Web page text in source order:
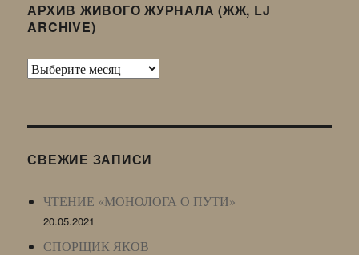
АРХИВ ЖИВОГО ЖУРНАЛА (ЖЖ, LJ
ARCHIVE)
Архив
LJ
СВЕЖИЕ ЗАПИСИ
ЧТЕНИЕ «МОНОЛОГА О ПУТИ»
20.05.2021
СПОРЩИК ЯКОВ